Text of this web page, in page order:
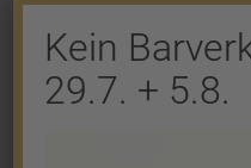
Shop
Kein
29.7. + 5.8.